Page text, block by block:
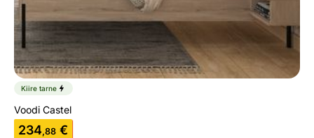
Kiire tarne
Voodi Castel
234,88 €